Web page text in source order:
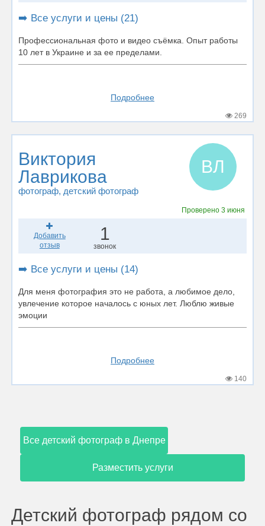
➡️ Все услуги и цены (21)
Профессиональная фото и видео съёмка. Опыт работы
10 лет в Украине и за ее пределами.
Подробнее
269
Виктория
Лаврикова
фотограф, детский фотограф
ВЛ
Проверено 3 июня
Добавить
отзыв
1
звонок
➡️ Все услуги и цены (14)
Для меня фотография это не работа, а любимое дело,
увлечение которое началось с юных лет. Люблю живые
эмоции
Подробнее
140
Все детский фотограф в Днепре
Разместить услуги
Детский фотограф рядом со